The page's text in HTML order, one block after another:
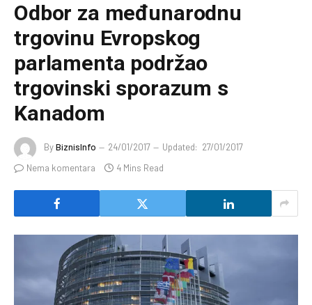
Odbor za međunarodnu
trgovinu Evropskog
parlamenta podržao
trgovinski sporazum s
Kanadom
ByBiznisInfo 24/01/2017 Updated: 27/01/2017
Nema komentara
4 Mins Read